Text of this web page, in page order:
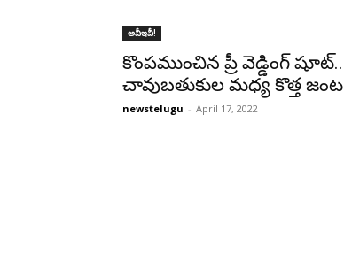
అవీఇవీ!
కొంపముంచిన ప్రీ వెడ్డింగ్‌ షూట్‌..
చావుబ‌తుకుల మ‌ధ్య‌ కొత్త జంట
newstelugu - April 17, 2022